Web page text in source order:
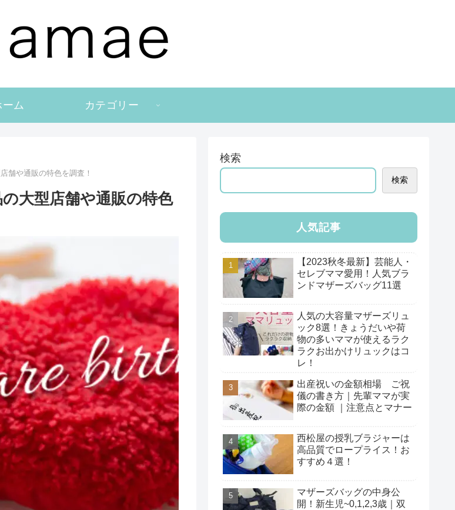
ーム カテゴリー
舗や通販の特色を調査！
大型店舗や通販の特色
検索
検索
人気記事
【2023秋冬最新】芸能人・
セレブママ愛用！人気ブラ
ンドマザーズバッグ11選
人気の大容量マザーズリュ
ック8選！きょうだいや荷
物の多いママが使えるラク
ラクお出かけリュックはコ
レ！
出産祝いの金額相場 ご祝
儀の書き方｜先輩ママが実
際の金額 ｜注意点とマナー
西松屋の授乳ブラジャーは
高品質でロープライス！お
すすめ４選！
マザーズバッグの中身公
開！新生児~0,1,2,3歳｜双